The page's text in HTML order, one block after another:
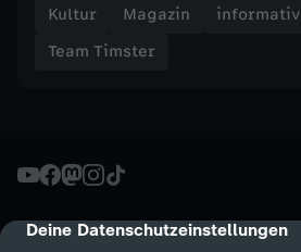
cmp-dialog-description
Deine Datenschutzeinstellungen
M
2
0
Kultur Magazin informativ
Team Timster